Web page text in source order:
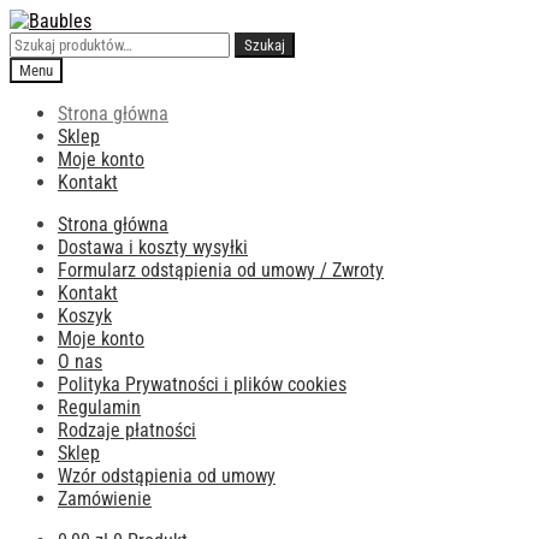
Przejdź
do
nawigacji
Przejdź
do
treści
Szukaj:
Szukaj
Menu
Strona główna
Sklep
Moje konto
Kontakt
Strona główna
Dostawa i koszty wysyłki
Formularz odstąpienia od umowy / Zwroty
Kontakt
Koszyk
Moje konto
O nas
Polityka Prywatności i plików cookies
Regulamin
Rodzaje płatności
Sklep
Wzór odstąpienia od umowy
Zamówienie